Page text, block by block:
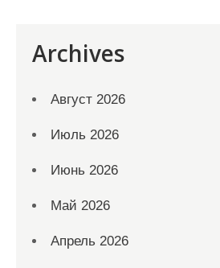
Archives
Август 2026
Июль 2026
Июнь 2026
Май 2026
Апрель 2026